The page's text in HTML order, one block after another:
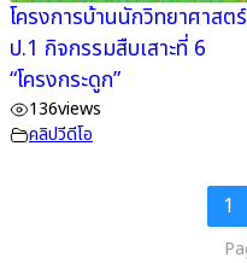
โครงการบ้านนักวิทยาศาสตร์
ป.1 กิจกรรมสืบเสาะที่ 6
“โครงกระดูก”
136views
คลิปวีดีโอ
1